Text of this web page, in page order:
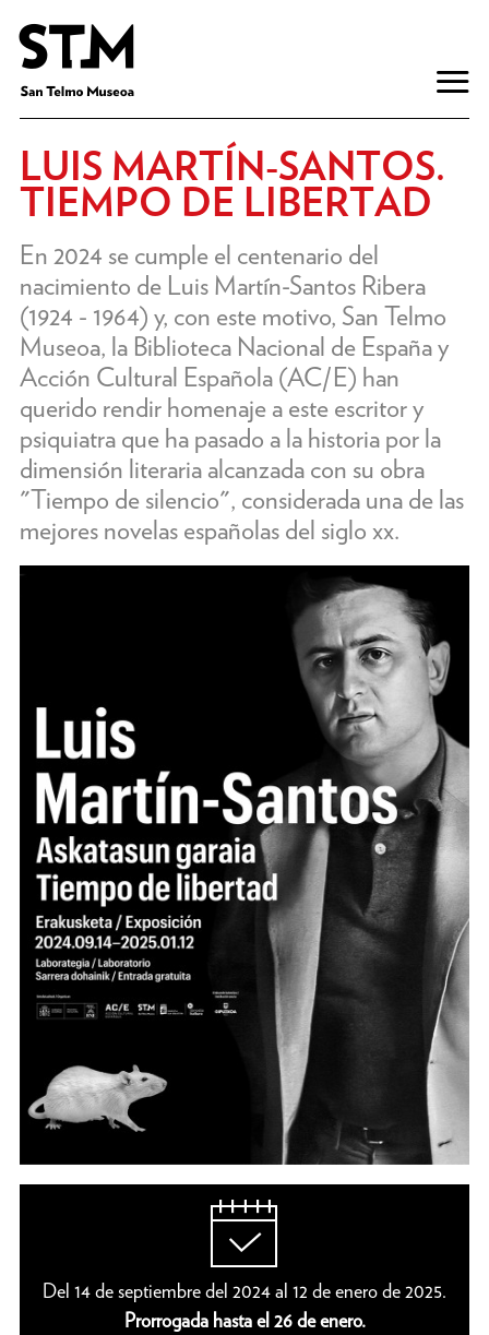
LUIS MARTÍN-SANTOS.
TIEMPO DE LIBERTAD
En 2024 se cumple el centenario del
nacimiento de Luis Martín-Santos Ribera
(1924 - 1964) y, con este motivo, San Telmo
Museoa, la Biblioteca Nacional de España y
Acción Cultural Española (AC/E) han
querido rendir homenaje a este escritor y
psiquiatra que ha pasado a la historia por la
dimensión literaria alcanzada con su obra
"Tiempo de silencio", considerada una de las
mejores novelas españolas del siglo xx.
Del 14 de septiembre del 2024 al 12 de enero de 2025.
Prorrogada hasta el 26 de enero.